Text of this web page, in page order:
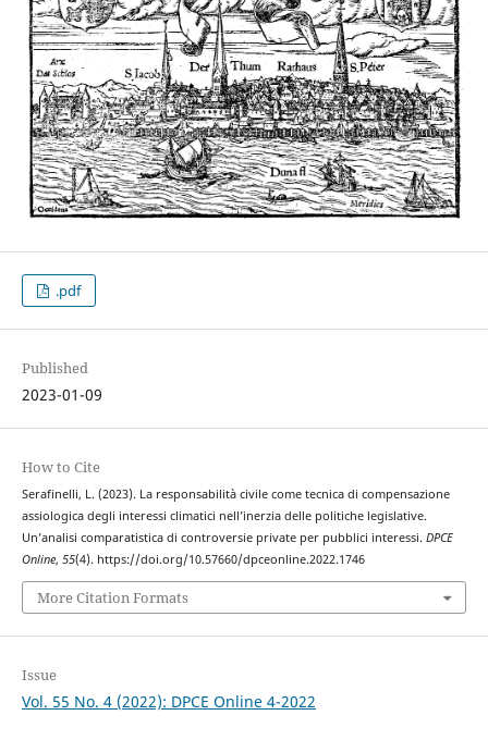
.pdf
Published
2023-01-09
How to Cite
Serafinelli, L. (2023). La responsabilità civile come tecnica di compensazione
assiologica degli interessi climatici nell’inerzia delle politiche legislative.
Un’analisi comparatistica di controversie private per pubblici interessi. DPCE
Online, 55(4). https://doi.org/10.57660/dpceonline.2022.1746
More Citation Formats
Issue
Vol. 55 No. 4 (2022): DPCE Online 4-2022